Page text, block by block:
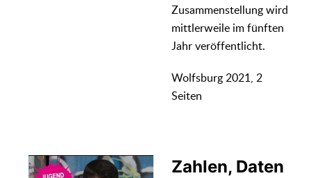
Zusammenstellung wird
mittlerweile im fünften
Jahr veröffentlicht.
Wolfsburg 2021, 2
Seiten
Zahlen, Daten